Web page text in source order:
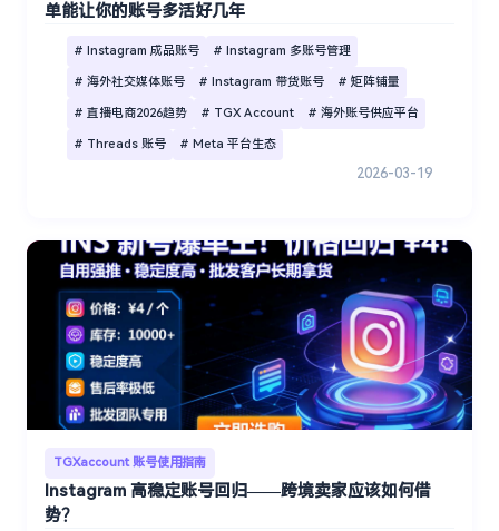
单能让你的账号多活好几年
# Instagram 成品账号 # Instagram 多账号管理
# 海外社交媒体账号 # Instagram 带货账号 # 矩阵铺量
# 直播电商2026趋势 # TGX Account # 海外账号供应平台
# Threads 账号 # Meta 平台生态
2026-03-19
TGXaccount 账号使用指南
Instagram 高稳定账号回归——跨境卖家应该如何借
势？